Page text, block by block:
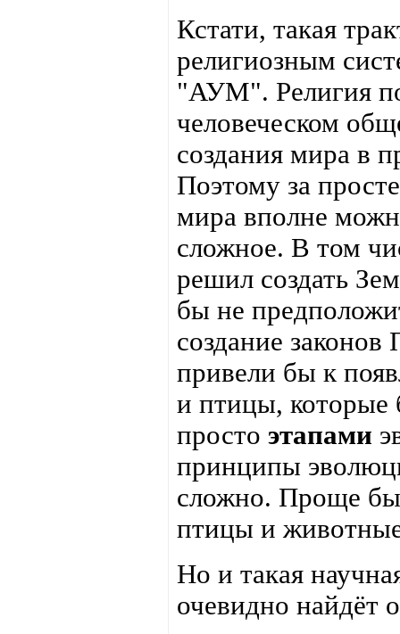
Кстати, такая
религиозным
"АУМ". Религия
человеческом
создания мира в
Поэтому за
мира вполне
сложное. В том
решил создать
бы не
создание
привели бы к
и птицы,
просто этапами
принципы
сложно. Проще
птицы и
Но и такая
очевидно найдёт